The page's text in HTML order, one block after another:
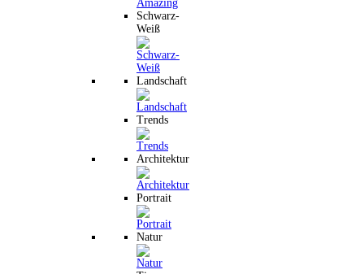
Schwarz-
Weiß
Landschaft
Trends
Architektur
Portrait
Natur